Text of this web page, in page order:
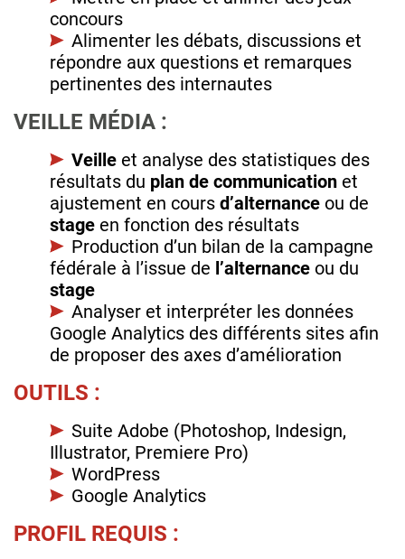
concours
Alimenter les débats, discussions et
répondre aux questions et remarques
pertinentes des internautes
VEILLE MÉDIA :
Veille et analyse des statistiques des
résultats du plan de communication et
ajustement en cours d’alternance ou de
stage en fonction des résultats
Production d’un bilan de la campagne
fédérale à l’issue de l’alternance ou du
stage
Analyser et interpréter les données
Google Analytics des différents sites afin
de proposer des axes d’amélioration
OUTILS :
Suite Adobe (Photoshop, Indesign,
Illustrator, Premiere Pro)
WordPress
Google Analytics
PROFIL REQUIS :